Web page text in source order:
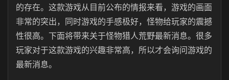
的存在。这款游戏从目前公布的情报来看，游戏的画面
非常的突出，同时游戏的手感极好，怪物给玩家的震撼
性很高。下面将带来关于怪物猎人荒野最新消息。很多
玩家对于这款游戏的兴趣非常高，所以才会询问游戏的
最新消息。